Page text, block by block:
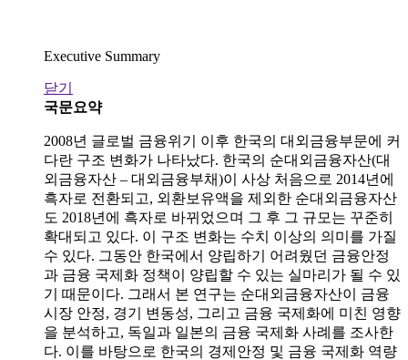
Executive Summary
닫기
국문요약
2008년 글로벌 금융위기 이후 한국의 대외금융부문에 커
다란 구조 변화가 나타났다. 한국의 순대외금융자산(대
외금융자산 ‒ 대외금융부채)이 사상 처음으로 2014년에
흑자로 전환되고, 외환보유액을 제외한 순대외금융자산
도 2018년에 흑자로 바뀌었으며 그 후 그 규모는 꾸준히
확대되고 있다. 이 구조 변화는 수치 이상의 의미를 가질
수 있다. 그동안 한국에서 양립하기 어려웠던 금융안정
과 금융 국제화 정책이 양립할 수 있는 실마리가 될 수 있
기 때문이다. 그래서 본 연구는 순대외금융자산이 금융
시장 안정, 경기 변동성, 그리고 금융 국제화에 미친 영향
을 분석하고, 독일과 일본의 금융 국제화 사례를 조사한
다. 이를 바탕으로 한국의 경제안정 및 금융 국제화 역량